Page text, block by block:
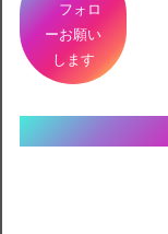
フォロ
ーお願い
します